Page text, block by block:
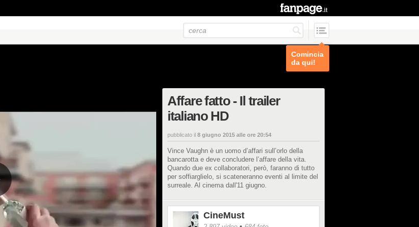
Comincia
da qui!
Affare fatto - Il trailer
italiano HD
pubblicato il 8 giugno 2015 alle ore 20:54
Vince Vaughn è un uomo d’affari sull’orlo della
bancarotta e deve concludere l’affare della vita.
Quando due ex collaboratori, però, faranno di tutto
per soffiarglielo, si scateneranno eventi al limite del
surreale. Al cinema dall'11 giugno.
CineMust